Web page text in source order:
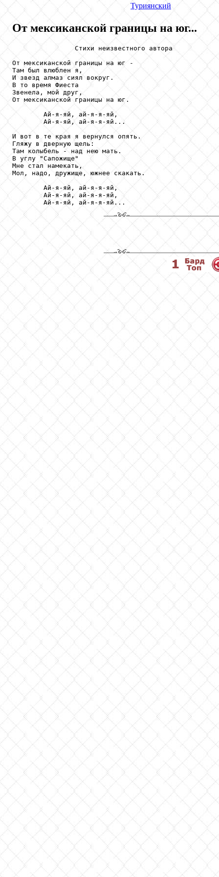
Туриянский
От мексиканской границы на юг...
                Стихи неизвестного автора
От мексиканской границы на юг -
Там был влюблен я,
И звезд алмаз сиял вокруг.
В то время Фиеста
Звенела, мой друг,
От мексиканской границы на юг.
        Ай-я-яй, ай-я-я-яй,
        Ай-я-яй, ай-я-я-яй...
И вот в те края я вернулся опять.
Гляжу в дверную щель:
Там колыбель - над нею мать.
В углу "Сапожище"
Мне стал намекать,
Мол, надо, дружище, южнее скакать.
        Ай-я-яй, ай-я-я-яй,
        Ай-я-яй, ай-я-я-яй,
        Ай-я-яй, ай-я-я-яй...